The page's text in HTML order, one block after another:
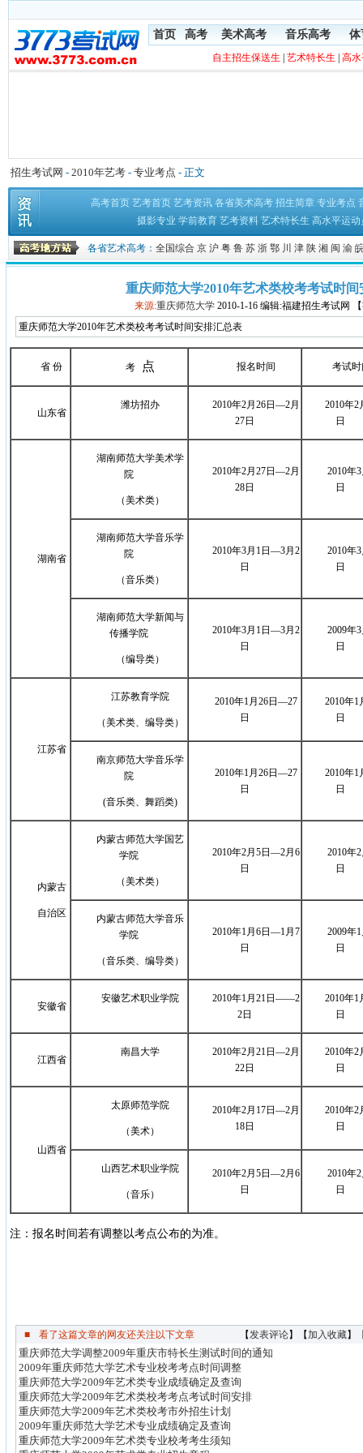
首页 高考 美术高考 音乐高考 体
自主招生保送生 艺术特长生 高
招生考试网 - 2010年艺考 - 专业考点 - 正文
高考首页 艺考首页 艺考资讯 各省美术高考 招生简章 专业考点
摄影专业 学前教育 艺考资料 艺术特长生 高水平运动
各省艺术高考： 全国综合 京 沪 粤 鲁 苏 浙 鄂 川 津 陕 湘 闽 渝
重庆师范大学2010年艺术类校考考试时
来源:重庆师范大学 2010-1-16 编辑:福建招生考试网
重庆师范大学2010年艺术类校考考试时间安排汇总表
省 份 考 点 报名时间 考试
山东省
潍坊招办 2010年2月26日 —2月
27日
2010年2
日
湖南省
湖南师范大学美术学
院
（美术类）
2010年2月27日 —2月
28日
2010年
日
湖南师范大学音乐学
院
（音乐类）
2010年3月1日 —3月2
日
2010年
日
湖南师范大学新闻与
传播学院
（编导类）
2010年3月1日 —3月2
日
2009年
日
江苏省
江苏教育学院
（美术类、编导类）
2010年1月26日 —27
日
2010年1
日
南京师范大学音乐学
院
(音乐类、舞蹈类)
2010年1月26日 —27
日
2010年1
日
内蒙古
自治区
内蒙古师范大学国艺
学院
（美术类）
2010年2月5日 —2月6
日
2010年
日
内蒙古师范大学音乐
学院
（音乐类、编导类）
2010年1月6日 —1月7
日
2009年
日
安徽省
安徽艺术职业学院 2010年1月21日 ——2
2日
2010年1
日
江西省
南昌大学 2010年2月21日 —2月
22日
2010年2
日
山西省
太原师范学院
（美术）
2010年2月17日 —2月
18日
2010年2
日
山西艺术职业学院
（音乐）
2010年2月5日 —2月6
日
2010年
日
注：报名时间若有调整以考点公布的为准。
■ 看了这篇文章的网友还关注以下文章 【发表评论】【加入收藏】
重庆师范大学调整2009年重庆市特长生测试时间的通知
2009年重庆师范大学艺术专业校考考点时间调整
重庆师范大学2009年艺术类专业成绩确定及查询
重庆师范大学2009年艺术类校考考点考试时间安排
重庆师范大学2009年艺术类校考市外招生计划
2009年重庆师范大学艺术专业成绩确定及查询
重庆师范大学2009年艺术类专业校考考生须知